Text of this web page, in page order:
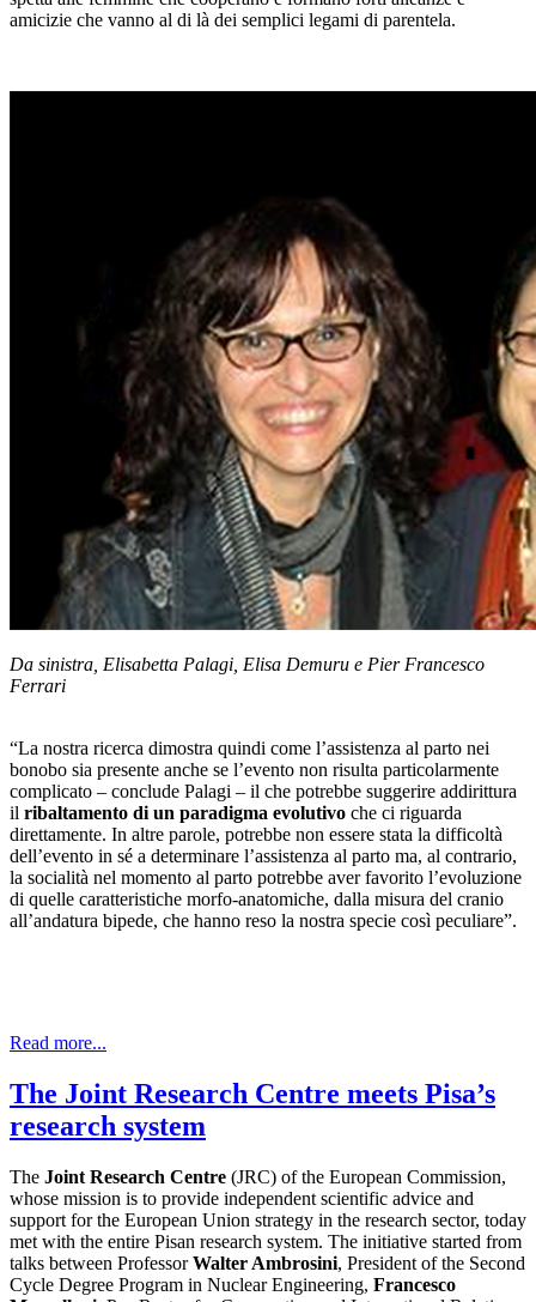
amicizie che vanno al di là dei semplici legami di parentela.
Da sinistra, Elisabetta Palagi, Elisa Demuru e Pier Francesco
Ferrari
“La nostra ricerca dimostra quindi come l’assistenza al parto nei
bonobo sia presente anche se l’evento non risulta particolarmente
complicato – conclude Palagi – il che potrebbe suggerire addirittura
il ribaltamento di un paradigma evolutivo che ci riguarda
direttamente. In altre parole, potrebbe non essere stata la difficoltà
dell’evento in sé a determinare l’assistenza al parto ma, al contrario,
la socialità nel momento al parto potrebbe aver favorito l’evoluzione
di quelle caratteristiche morfo-anatomiche, dalla misura del cranio
all’andatura bipede, che hanno reso la nostra specie così peculiare”.
Read more...
The Joint Research Centre meets Pisa’s
research system
The Joint Research Centre (JRC) of the European Commission,
whose mission is to provide independent scientific advice and
support for the European Union strategy in the research sector, today
met with the entire Pisan research system. The initiative started from
talks between ProfessorWalter Ambrosini, President of the Second
Cycle Degree Program in Nuclear Engineering, Francesco